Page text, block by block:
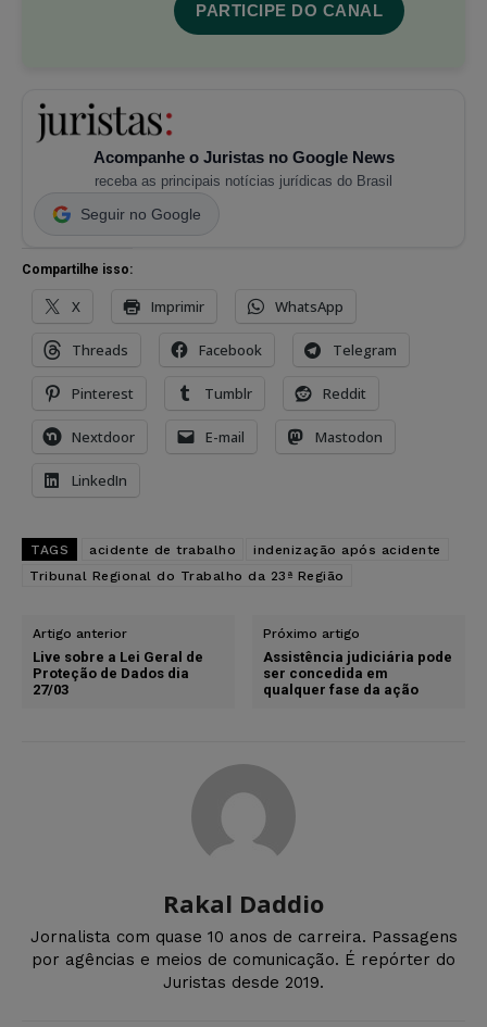
PARTICIPE DO CANAL
Acompanhe o Juristas no Google News
receba as principais notícias jurídicas do Brasil
Seguir no Google
Compartilhe isso:
X Imprimir WhatsApp
Threads Facebook Telegram
Pinterest Tumblr Reddit
Nextdoor E-mail Mastodon
LinkedIn
TAGS acidente de trabalho
indenização após acidente
Tribunal Regional do Trabalho da 23ª Região
Artigo anterior
Live sobre a Lei Geral de
Proteção de Dados dia
27/03
Próximo artigo
Assistência judiciária pode
ser concedida em
qualquer fase da ação
Rakal Daddio
Jornalista com quase 10 anos de carreira. Passagens
por agências e meios de comunicação. É repórter do
Juristas desde 2019.